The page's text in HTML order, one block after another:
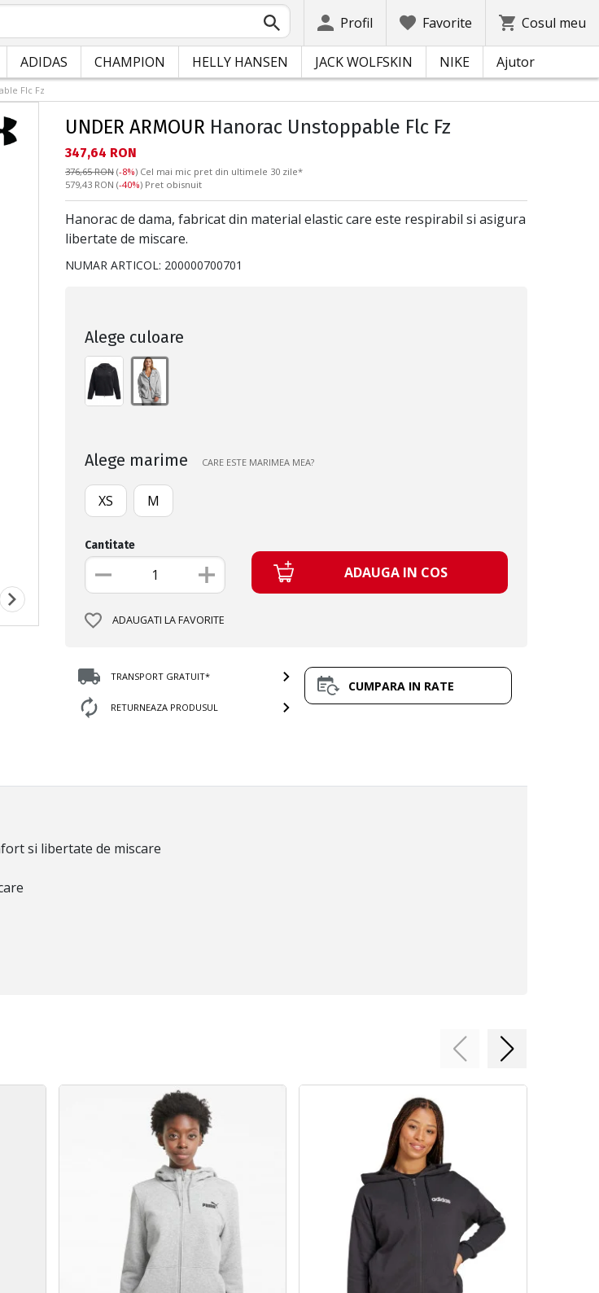
Profil Favorite Cosul meu
ADIDAS CHAMPION HELLY HANSEN JACK WOLFSKIN NIKE Ajutor
Flc Fz
UNDER ARMOUR Hanorac Unstoppable Flc Fz
Текуща цена:
347,64 RON
376,65 RON (-8%) Cel mai mic pret din ultimele 30 zile*
Pret obisnuit:
579,43 RON (-40%) Pret obisnuit
Hanorac de dama, fabricat din material elastic care este respirabil si asigura
libertate de miscare.
NUMAR ARTICOL: 200000700701
Alege culoare
Alege marime CARE ESTE MARIMEA MEA?
XS M
Cantitate
ADAUGA IN COS
ADAUGATI LA FAVORITE
TRANSPORT GRATUIT*
RETURNEAZA PRODUSUL
CUMPARA IN RATE
si libertate de miscare